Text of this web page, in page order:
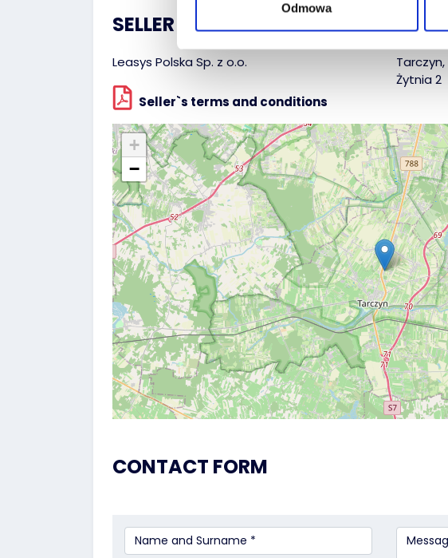
Odmowa
SELLER :
Leasys Polska Sp. z o.o.
Seller`s terms and conditions
Tarczyn,
Żytnia 2
+
−
CONTACT FORM